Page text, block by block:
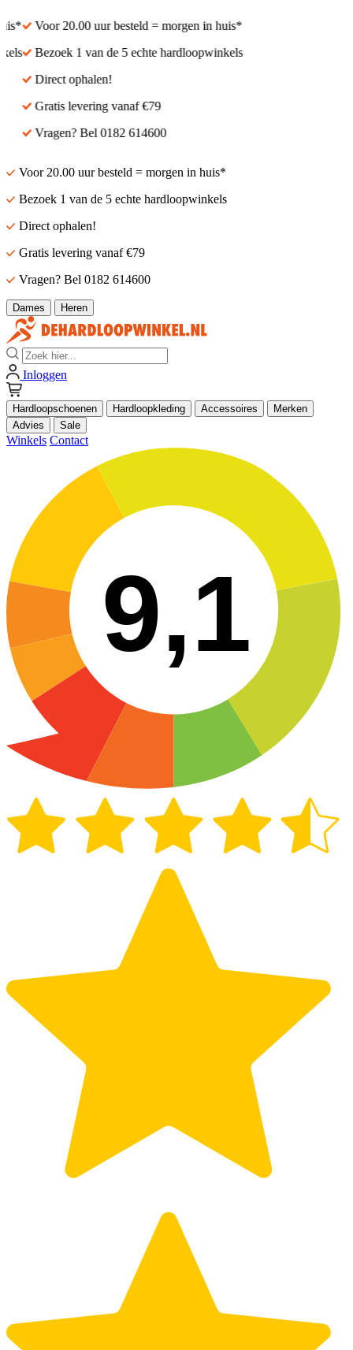
Voor 20.00 uur besteld = morgen in huis*
Bezoek 1 van de 5 echte hardloopwinkels
Direct ophalen!
Gratis levering vanaf €79
Vragen? Bel 0182 614600
Voor 20.00 uur besteld = morgen in huis*
Bezoek 1 van de 5 echte hardloopwinkels
Direct ophalen!
Gratis levering vanaf €79
Vragen? Bel 0182 614600
Dames Heren
Zoek
Inloggen
Hardloopschoenen Hardloopkleding Accessoires
Merken
Advies
Sale
Winkels Contact
9,1